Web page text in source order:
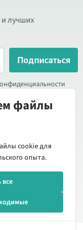
лучших
Подписаться
третьим лицам.
новых товарах
файлы
cookie для
опыта.